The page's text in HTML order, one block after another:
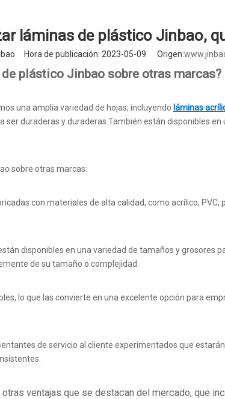
láminas de plástico Jinbao,
Hora de publicación: 2023-05-09 Origen:
plástico Jinbao sobre otras marcas?
una amplia variedad de hojas, incluyendo láminas
duraderas y duraderas.También están disponibles
sobre otras marcas:
con materiales de alta calidad, como acrílico,
disponibles en una variedad de tamaños y grosores
de su tamaño o complejidad.
lo que las convierte en una excelente opción para
de servicio al cliente experimentados que
ventajas que se destacan del mercado, que